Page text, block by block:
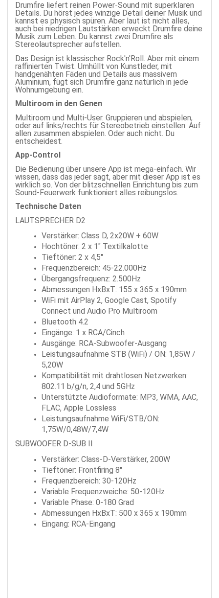
Drumfire liefert reinen Power-Sound mit superklaren
Details. Du hörst jedes winzige Detail deiner Musik und
kannst es physisch spüren. Aber laut ist nicht alles,
auch bei niedrigen Lautstärken erweckt Drumfire deine
Musik zum Leben. Du kannst zwei Drumfire als
Stereolautsprecher aufstellen.
Das Design ist klassischer Rock'n'Roll. Aber mit einem
raffinierten Twist. Umhüllt von Kunstleder, mit
handgenähten Fäden und Details aus massivem
Aluminium, fügt sich Drumfire ganz natürlich in jede
Wohnumgebung ein.
Multiroom in den Genen
Multiroom und Multi-User. Gruppieren und abspielen,
oder auf links/rechts für Stereobetrieb einstellen. Auf
allen zusammen abspielen. Oder auch nicht. Du
entscheidest.
App-Control
Die Bedienung über unsere App ist mega-einfach. Wir
wissen, dass das jeder sagt, aber mit dieser App ist es
wirklich so. Von der blitzschnellen Einrichtung bis zum
Sound-Feuerwerk funktioniert alles reibungslos.
Technische Daten
LAUTSPRECHER D2
Verstärker: Class D, 2x20W + 60W
Hochtöner: 2 x 1" Textilkalotte
Tieftöner: 2 x 4,5"
Frequenzbereich: 45-22.000Hz
Übergangsfrequenz: 2.500Hz
Abmessungen HxBxT: 155 x 365 x 190mm
WiFi mit AirPlay 2, Google Cast, Spotify
Connect und Audio Pro Multiroom
Bluetooth 4.2
Eingänge: 1 x RCA/Cinch
Ausgänge: RCA-Subwoofer-Ausgang
Leistungsaufnahme STB (WiFi) / ON: 1,85W /
5,20W
Kompatibilität mit drahtlosen Netzwerken:
802.11 b/g/n, 2,4 und 5GHz
Unterstützte Audioformate: MP3, WMA, AAC,
FLAC, Apple Lossless
Leistungsaufnahme WiFi/STB/ON:
1,75W/0,48W/7,4W
SUBWOOFER D-SUB II
Verstärker: Class-D-Verstärker, 200W
Tieftöner: Frontfiring 8"
Frequenzbereich: 30-120Hz
Variable Frequenzweiche: 50-120Hz
Variable Phase: 0-180 Grad
Abmessungen HxBxT: 500 x 365 x 190mm
Eingang: RCA-Eingang